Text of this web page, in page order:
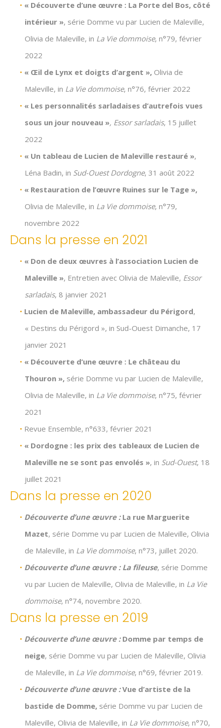
« Découverte d’une œuvre : La Porte del Bos, côté
intérieur », série Domme vu par Lucien de Maleville,
Olivia de Maleville, in La Vie dommoise, n°79, février
2022
« Œil de Lynx et doigts d’argent »,Olivia de
Maleville, in La Vie dommoise, n°76, février 2022
« Les personnalités sarladaises d’autrefois vues
sous un jour nouveau », Essor sarladais, 15 juillet
2022
« Un tableau de Lucien de Maleville restauré »,
Léna Badin, in Sud-Ouest Dordogne, 31 août 2022
« Restauration de l’œuvre Ruines sur le Tage »,
Olivia de Maleville, in La Vie dommoise, n°79,
novembre 2022
Dans la presse en 2021
« Don de deux œuvres à l’association Lucien de
Maleville », Entretien avec Olivia de Maleville, Essor
sarladais, 8 janvier 2021
Lucien de Maleville, ambassadeur du Périgord,
« Destins du Périgord », in Sud-Ouest Dimanche, 17
janvier 2021
« Découverte d’une œuvre : Le château du
Thouron », série Domme vu par Lucien de Maleville,
Olivia de Maleville, in La Vie dommoise, n°75, février
2021
Revue Ensemble, n°633, février 2021
« Dordogne : les prix des tableaux de Lucien de
Maleville ne se sont pas envolés », in Sud-Ouest, 18
juillet 2021
Dans la presse en 2020
Découverte d’une œuvre :La rue Marguerite
Mazet, série Domme vu par Lucien de Maleville, Olivia
de Maleville, in La Vie dommoise, n°73, juillet 2020.
Découverte d’une œuvre : La fileuse, série Domme
vu par Lucien de Maleville, Olivia de Maleville, in La Vie
dommoise, n°74, novembre 2020.
Dans la presse en 2019
Découverte d’une œuvre :Domme par temps de
neige, série Domme vu par Lucien de Maleville, Olivia
de Maleville, in La Vie dommoise, n°69, février 2019.
Découverte d’une œuvre :Vue d’artiste de la
bastide de Domme, série Domme vu par Lucien de
Maleville, Olivia de Maleville, in La Vie dommoise, n°70,